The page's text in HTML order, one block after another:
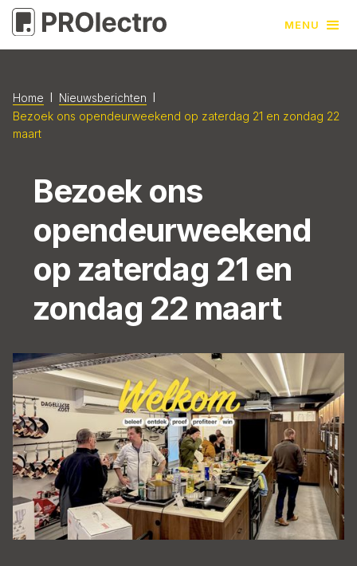
MENU
Home l Nieuwsberichten l
Bezoek ons opendeurweekend op zaterdag 21 en zondag 22
maart
Bezoek ons
opendeurweekend
op zaterdag 21 en
zondag 22 maart